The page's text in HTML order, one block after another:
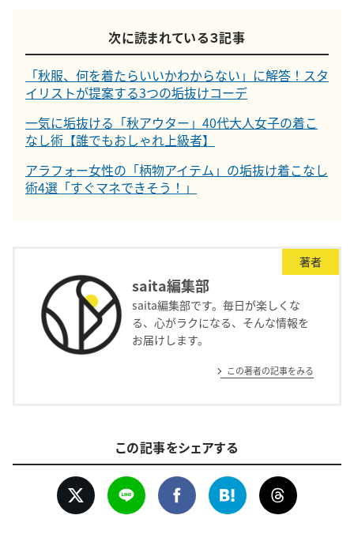
次に読まれている３記事
「秋服、何を着たらいいかわからない」に解答！スタ
イリストが提案する3つの垢抜けコーデ
一気に垢抜ける「秋アウター」40代大人女子の着こ
なし術【誰でもおしゃれ上級者】
アラフォー女性の「柄物アイテム」の垢抜け着こなし
術4選「すぐマネできそう！」
著者
saita編集部
saita編集部です。毎日が楽しくな
る、心がラクになる、そんな情報を
お届けします。
この著者の記事をみる
この記事をシェアする